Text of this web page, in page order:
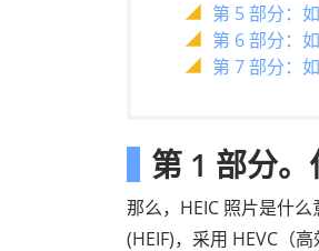
第 5 部分：
第 6 部分：
第 7 部分：
第 1 部分。
那么，HEIC 照片是什
(HEIF)，采用 HEVC（